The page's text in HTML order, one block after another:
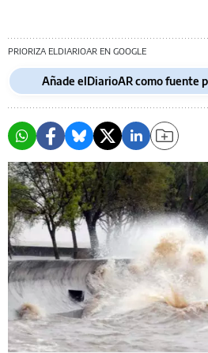
PRIORIZA ELDIARIOAR EN GOOGLE
Añade elDiarioAR como fuente